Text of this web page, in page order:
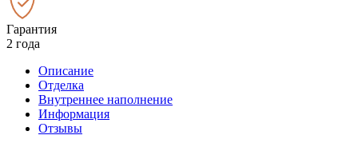
Гарантия
2 года
Описание
Отделка
Внутреннее наполнение
Информация
Отзывы